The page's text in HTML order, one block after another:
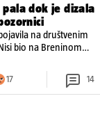
dok je dizala
na društvenim
bio na Breninom
ozlijedila nego je s
17 14